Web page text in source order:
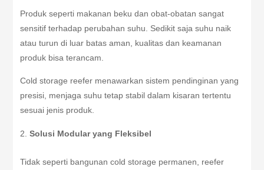
Produk seperti makanan beku dan obat-obatan sangat
sensitif terhadap perubahan suhu. Sedikit saja suhu naik
atau turun di luar batas aman, kualitas dan keamanan
produk bisa terancam.
Cold storage reefer menawarkan sistem pendinginan yang
presisi, menjaga suhu tetap stabil dalam kisaran tertentu
sesuai jenis produk.
Solusi Modular yang Fleksibel
Tidak seperti bangunan cold storage permanen, reefer